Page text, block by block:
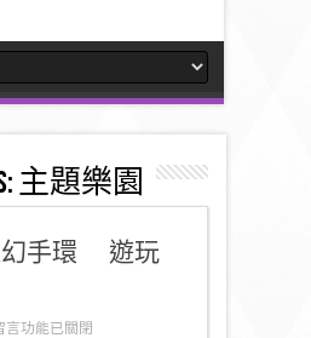
主題樂園
幻手環 遊玩
言功能已關閉